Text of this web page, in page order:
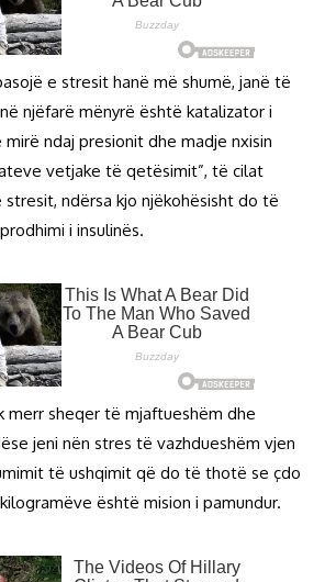
e stresit hanë më shumë, janë të
njëfarë mënyrë është katalizator i
ndaj presionit dhe madje nxisin
vetjake të qetësimit”, të cilat
ndërsa kjo njëkohësisht do të
i insulinës.
merr sheqer të mjaftueshëm dhe
jeni nën stres të vazhdueshëm vjen
të ushqimit që do të thotë se çdo
është mision i pamundur.